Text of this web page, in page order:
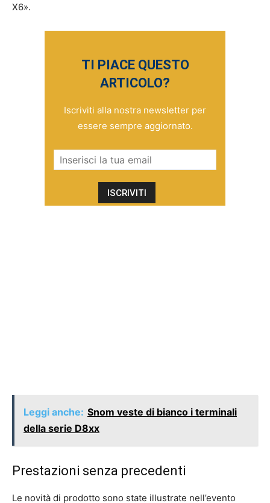
X6».
TI PIACE QUESTO
ARTICOLO?
Iscriviti alla nostra newsletter per
essere sempre aggiornato.
Leggi anche: Snom veste di bianco i terminali
della serie D8xx
Prestazioni senza precedenti
Le novità di prodotto sono state illustrate nell’evento